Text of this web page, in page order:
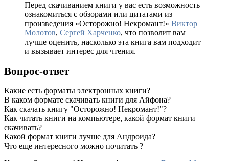
Перед скачиванием книги у вас есть возможность
ознакомиться с обзорами или цитатами из
произведения «Осторожно! Некромант!» Виктор
Молотов, Сергей Харченко, что позволит вам
лучше оценить, насколько эта книга вам подходит
и вызывает интерес для чтения.
Вопрос-ответ
Какие есть форматы электронных книги?
В каком формате скачивать книги для Айфона?
Как скачать книгу "Осторожно! Некромант!"?
Как читать книги на компьютере, какой формат книги
скачивать?
Какой формат книги лучше для Андроида?
Что еще интересного можно почитать ?